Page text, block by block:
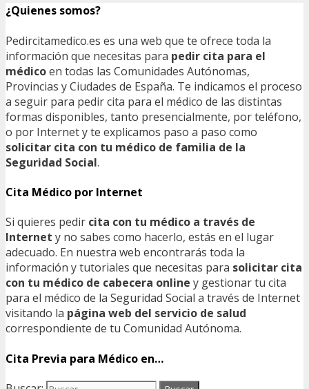
¿Quienes somos?
Pedircitamedico.es es una web que te ofrece toda la
información que necesitas para pedir cita para el
médicoen todas las Comunidades Autónomas,
Provincias y Ciudades de España. Te indicamos el proceso
a seguir para pedir cita para el médico de las distintas
formas disponibles, tanto presencialmente, por teléfono,
o por Internet y te explicamos paso a paso como
solicitar cita con tu médico de familia de la
Seguridad Social.
Cita Médico por Internet
Si quieres pedir cita con tu médico a través de
Internet y no sabes como hacerlo, estás en el lugar
adecuado. En nuestra web encontrarás toda la
información y tutoriales que necesitas para solicitar cita
con tu médico de cabecera online y gestionar tu cita
para el médico de la Seguridad Social a través de Internet
visitando la página web del servicio de salud
correspondiente de tu Comunidad Autónoma.
Cita Previa para Médico en…